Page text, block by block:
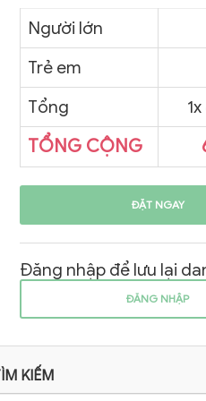
Người lớn
Trẻ em
Tổng
1
TỔNG CỘNG
ĐẶT NGAY
Đăng nhập để lưu lại
ĐĂNG NHẬP
KIẾM